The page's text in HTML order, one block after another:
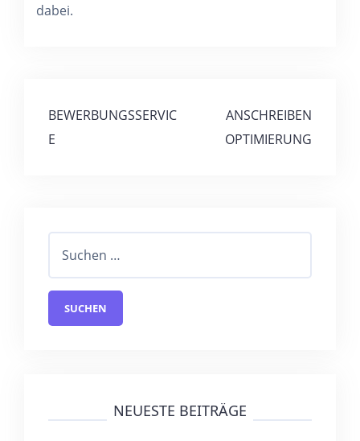
dabei.
BEWERBUNGSSERVIC
E
ANSCHREIBEN
OPTIMIERUNG
NEUESTE BEITRÄGE